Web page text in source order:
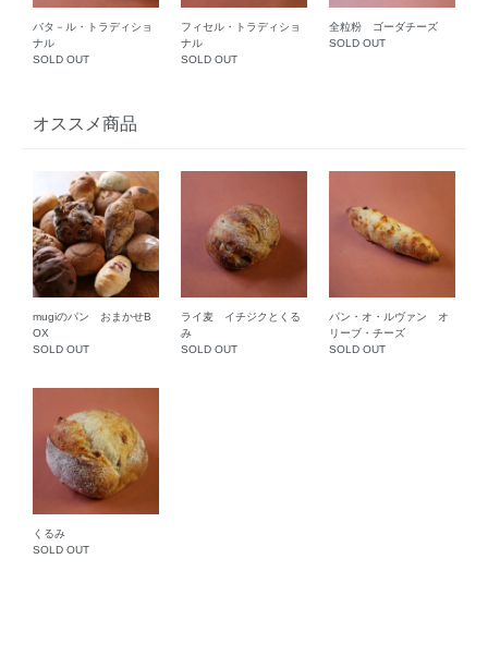
バタ－ル・トラディショ
ナル
SOLD OUT
フィセル・トラディショ
ナル
SOLD OUT
全粒粉 ゴーダチーズ
SOLD OUT
オススメ商品
mugiのパン おまかせB
OX
SOLD OUT
ライ麦 イチジクとくる
み
SOLD OUT
パン・オ・ルヴァン オ
リーブ・チーズ
SOLD OUT
くるみ
SOLD OUT